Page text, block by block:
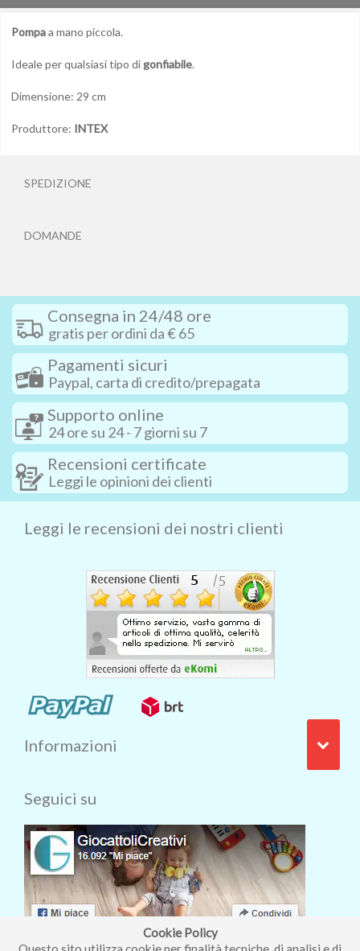
Cookie Policy
Pompaa mano piccola.
Ideale per qualsiasi tipo digonfiabile.
Dimensione: 29 cm
Produttore: INTEX
SPEDIZIONE
DOMANDE
Consegna in 24/48 ore
gratis per ordini da € 65
Pagamenti sicuri
Paypal, carta di credito/prepagata
Supporto online
24 ore su 24 - 7 giorni su 7
Recensioni certificate
Leggi le opinioni dei clienti
Leggi le recensioni dei nostri clienti
Informazioni
Seguici su